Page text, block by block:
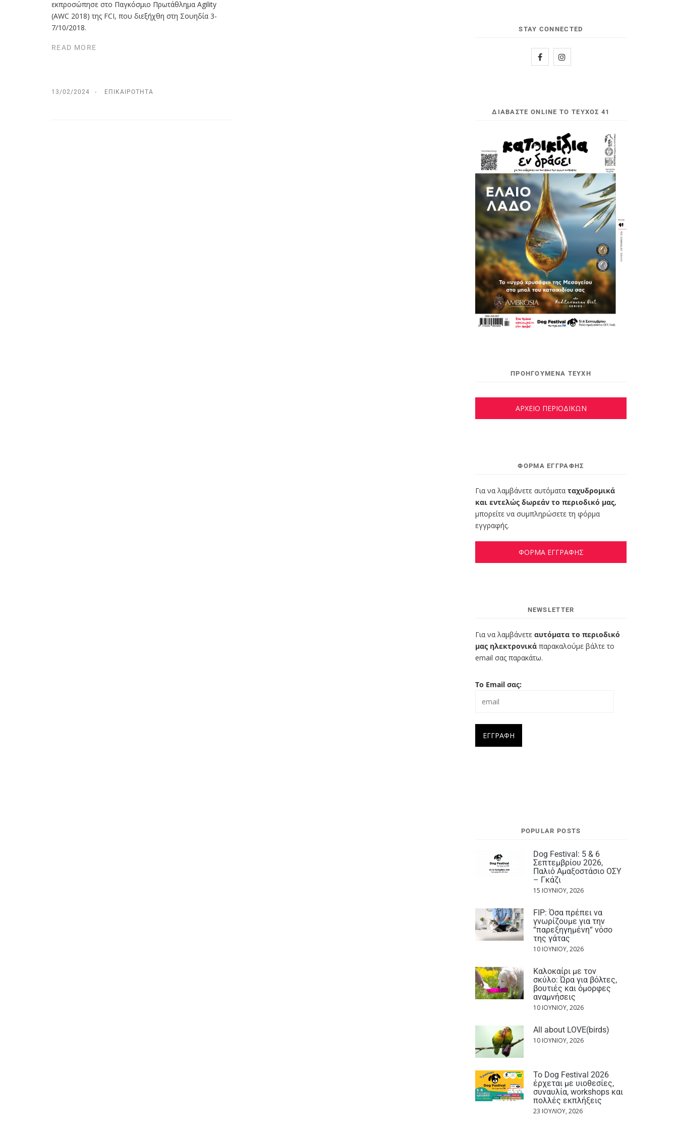
εκπροσώπησε στο Παγκόσμιο Πρωτάθλημα Agility
(ΑWC 2018) της FCI, που διεξήχθη στη Σουηδία 3-
7/10/2018.
READ MORE
13/02/2024 ΕΠΙΚΑΙΡΌΤΗΤΑ
STAY CONNECTED
ΔΙΑΒΆΣΤΕ ONLINE ΤΟ ΤΕΎΧΟΣ 41
ΠΡΟΗΓΟΥΜΕΝΑ ΤΕΥΧΗ
ΑΡΧΕΙΟ ΠΕΡΙΟΔΙΚΩΝ
ΦΌΡΜΑ ΕΓΓΡΑΦΉΣ
Για να λαμβάνετε αυτόματα ταχυδρομικά
και εντελώς δωρεάν το περιοδικό μας,
μπορείτε να συμπληρώσετε τη φόρμα
εγγραφής.
ΦΟΡΜΑ ΕΓΓΡΑΦΗΣ
NEWSLETTER
Για να λαμβάνετε αυτόματα το περιοδικό
μας ηλεκτρονικά παρακαλούμε βάλτε το
email σας παρακάτω.
Το Email σας:
POPULAR POSTS
Dog Festival: 5 & 6
Σεπτεμβρίου 2026,
Παλιό Αμαξοστάσιο ΟΣΥ
– Γκάζι
15 ΙΟΥΝΊΟΥ, 2026
FIP: Όσα πρέπει να
γνωρίζουμε για την
“παρεξηγημένη“ νόσο
της γάτας
10 ΙΟΥΝΊΟΥ, 2026
Καλοκαίρι με τον
σκύλο: Ώρα για βόλτες,
βουτιές και όμορφες
αναμνήσεις
10 ΙΟΥΝΊΟΥ, 2026
All about LOVE(birds)
10 ΙΟΥΝΊΟΥ, 2026
Το Dog Festival 2026
έρχεται με υιοθεσίες,
συναυλία, workshops και
πολλές εκπλήξεις
23 ΙΟΥΛΊΟΥ, 2026